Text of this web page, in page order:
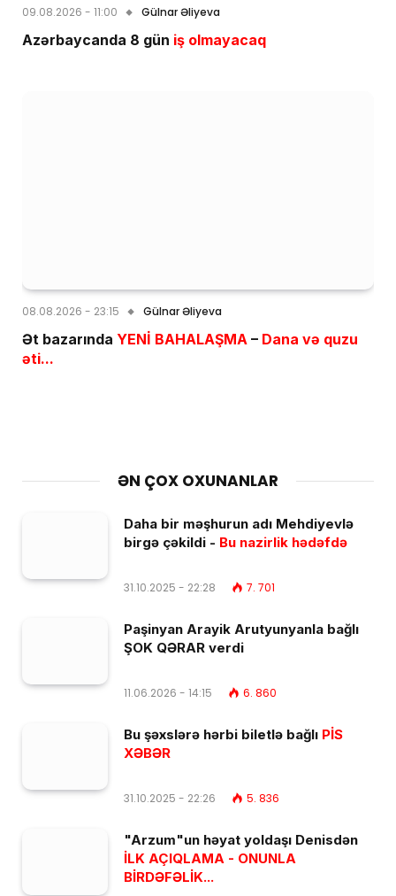
09.08.2026 - 11:00 Gülnar Əliyeva
Azərbaycanda 8 gün iş olmayacaq
08.08.2026 - 23:15 Gülnar Əliyeva
Ət bazarında YENİ BAHALAŞMA – Dana və quzu
əti...
ƏN ÇOX OXUNANLAR
Daha bir məşhurun adı Mehdiyevlə
birgə çəkildi - Bu nazirlik hədəfdə
31.10.2025 - 22:28 7. 701
Paşinyan Arayik Arutyunyanla bağlı
ŞOK QƏRAR verdi
11.06.2026 - 14:15 6. 860
Bu şəxslərə hərbi biletlə bağlı PİS
XƏBƏR
31.10.2025 - 22:26 5. 836
"Arzum"un həyat yoldaşı Denisdən
İLK AÇIQLAMA - ONUNLA
BİRDƏFƏLİK...